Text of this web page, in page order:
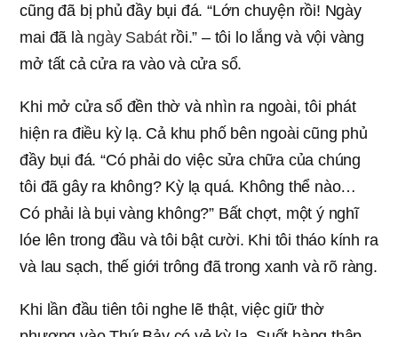
cũng đã bị phủ đầy bụi đá. “Lớn chuyện rồi! Ngày
mai đã là ngày Sabátrồi.” – tôi lo lắng và vội vàng
mở tất cả cửa ra vào và cửa sổ.
Khi mở cửa sổ đền thờ và nhìn ra ngoài, tôi phát
hiện ra điều kỳ lạ. Cả khu phố bên ngoài cũng phủ
đầy bụi đá. “Có phải do việc sửa chữa của chúng
tôi đã gây ra không? Kỳ lạ quá. Không thể nào…
Có phải là bụi vàng không?” Bất chợt, một ý nghĩ
lóe lên trong đầu và tôi bật cười. Khi tôi tháo kính ra
và lau sạch, thế giới trông đã trong xanh và rõ ràng.
Khi lần đầu tiên tôi nghe lẽ thật, việc giữ thờ